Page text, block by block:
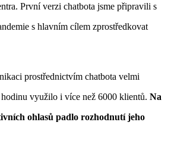
První verzi chatbota jsme připravili s
s hlavním cílem zprostředkovat
prostřednictvím chatbota velmi
využilo i více než 6000 klientů. Na
ohlasů padlo rozhodnutí jeho